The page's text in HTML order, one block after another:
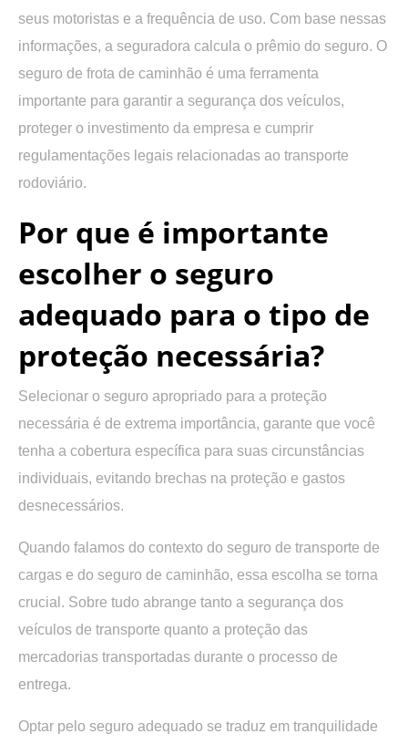
seus motoristas e a frequência de uso. Com base nessas
informações, a seguradora calcula o prêmio do seguro. O
seguro de frota de caminhão é uma ferramenta
importante para garantir a segurança dos veículos,
proteger o investimento da empresa e cumprir
regulamentações legais relacionadas ao transporte
rodoviário.
Por que é importante
escolher o seguro
adequado para o tipo de
proteção necessária?
Selecionar o seguro apropriado para a proteção
necessária é de extrema importância, garante que você
tenha a cobertura específica para suas circunstâncias
individuais, evitando brechas na proteção e gastos
desnecessários.
Quando falamos do contexto do seguro de transporte de
cargas e do seguro de caminhão, essa escolha se torna
crucial. Sobre tudo abrange tanto a segurança dos
veículos de transporte quanto a proteção das
mercadorias transportadas durante o processo de
entrega.
Optar pelo seguro adequado se traduz em tranquilidade